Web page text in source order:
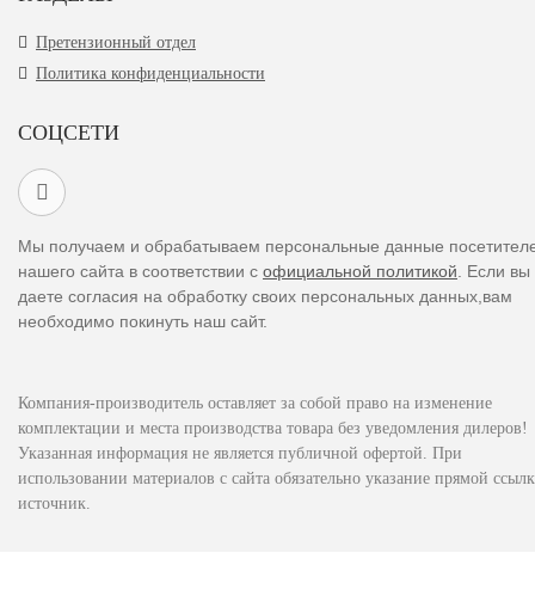
Претензионный отдел
Политика конфиденциальности
СОЦСЕТИ
Мы получаем и обрабатываем персональные данные
нашего сайта в соответствии с официальной политикой. Если вы
даете согласия на обработку своих персональных данных,вам
необходимо покинуть наш сайт.
Компания-производитель оставляет за собой право на изменение
комплектации и места производства товара без уведомления дилеров!
Указанная информация не является публичной офертой. При
использовании материалов с сайта обязательно указание прямой
источник.